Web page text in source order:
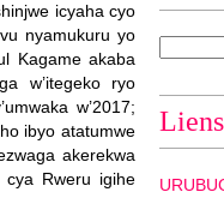
icyaha cyo
nyamukuru yo
Kagame akaba
w’itegeko ryo
w’2017;
ibyo atatumwe
akerekwa
cya Rweru igihe
Liens